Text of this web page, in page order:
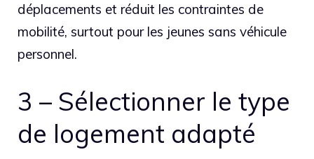
déplacements et réduit les contraintes de
mobilité, surtout pour les jeunes sans véhicule
personnel.
3 – Sélectionner le type
de logement adapté